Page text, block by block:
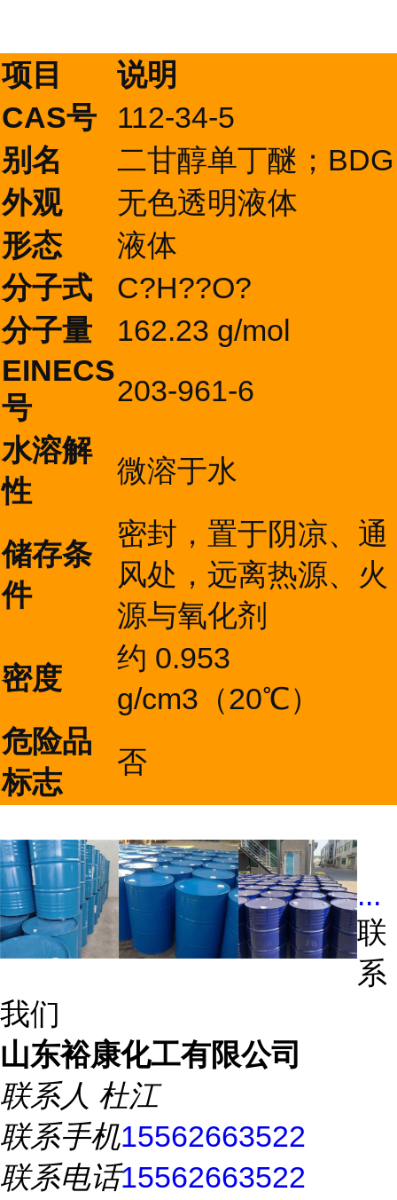
项目
说明
CAS号
112-34-5
别名
二甘醇单丁醚；BDG
外观
无色透明液体
形态
液体
分子式
C?H??O?
分子量
162.23 g/mol
EINECS
号
203-961-6
水溶解
性
微溶于水
储存条
件
密封，置于阴凉、通
风处，远离热源、火
源与氧化剂
密度
约 0.953
g/cm3（20℃）
危险品
标志
否
...
联
系
我们
山东裕康化工有限公司
联系人 杜江
联系手机15562663522
联系电话15562663522